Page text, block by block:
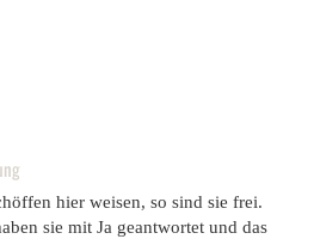
hier weisen, so sind sie frei.
sie mit Ja geantwortet und das